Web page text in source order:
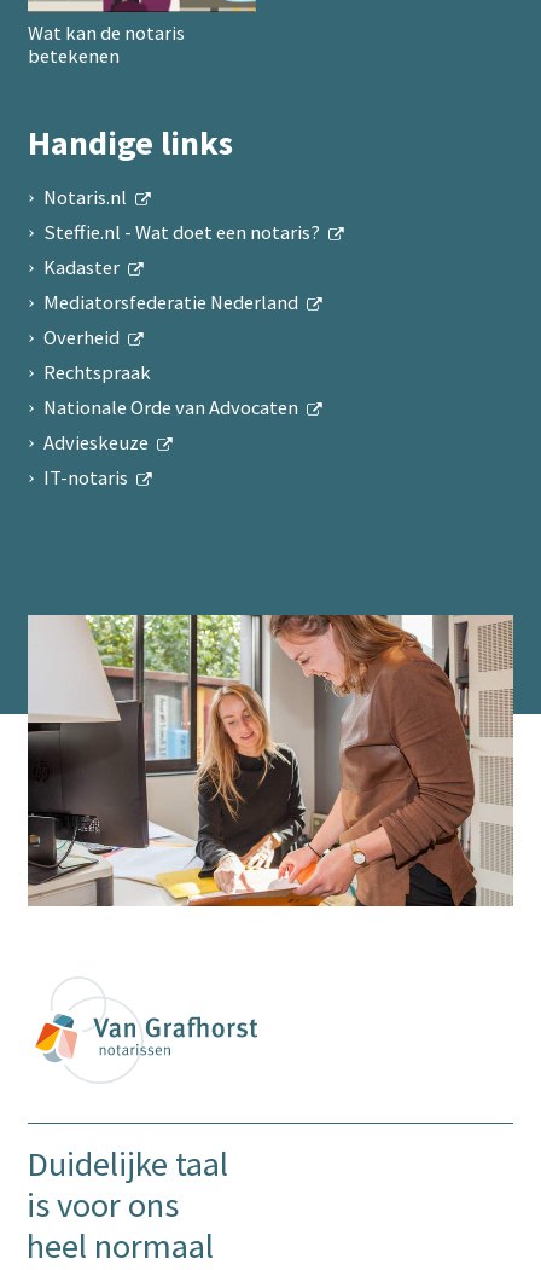
Wat kan de notaris
betekenen
Handige links
Notaris.nl
Steffie.nl - Wat doet een notaris?
Kadaster
Mediatorsfederatie Nederland
Overheid
Rechtspraak
Nationale Orde van Advocaten
Advieskeuze
IT-notaris
Duidelijke taal
is voor ons
heel normaal